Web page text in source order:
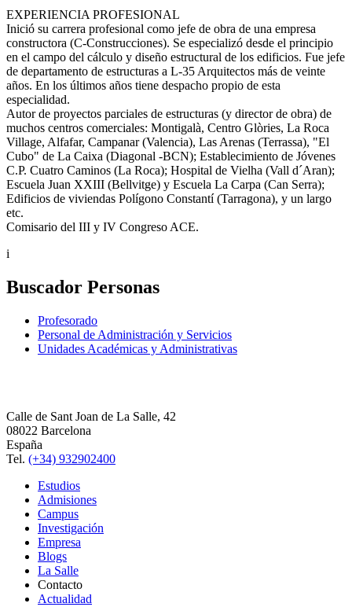
EXPERIENCIA PROFESIONAL
Inició su carrera profesional como jefe de obra de una empresa
constructora (C-Construcciones). Se especializó desde el principio
en el campo del cálculo y diseño estructural de los edificios. Fue jefe
de departamento de estructuras a L-35 Arquitectos más de veinte
años. En los últimos años tiene despacho propio de esta
especialidad.
Autor de proyectos parciales de estructuras (y director de obra) de
muchos centros comerciales: Montigalà, Centro Glòries, La Roca
Village, Alfafar, Campanar (Valencia), Las Arenas (Terrassa), "El
Cubo" de La Caixa (Diagonal -BCN); Establecimiento de Jóvenes
C.P. Cuatro Caminos (La Roca); Hospital de Vielha (Vall d´Aran);
Escuela Juan XXIII (Bellvitge) y Escuela La Carpa (Can Serra);
Edificios de viviendas Polígono Constantí (Tarragona), y un largo
etc.
Comisario del III y IV Congreso ACE.
i
Buscador Personas
Profesorado
Personal de Administración y Servicios
Unidades Académicas y Administrativas
Calle de Sant Joan de La Salle, 42
08022 Barcelona
España
Tel. (+34) 932902400
Estudios
Admisiones
Campus
Investigación
Empresa
Blogs
La Salle
Contacto
Actualidad